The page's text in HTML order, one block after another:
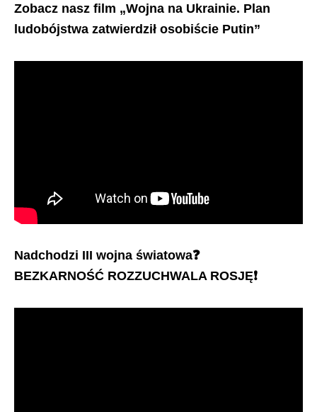
Zobacz nasz film „Wojna na Ukrainie. Plan
ludobójstwa zatwierdził osobiście Putin”
Nadchodzi III wojna światowa❓
BEZKARNOŚĆ ROZZUCHWALA ROSJĘ❗️